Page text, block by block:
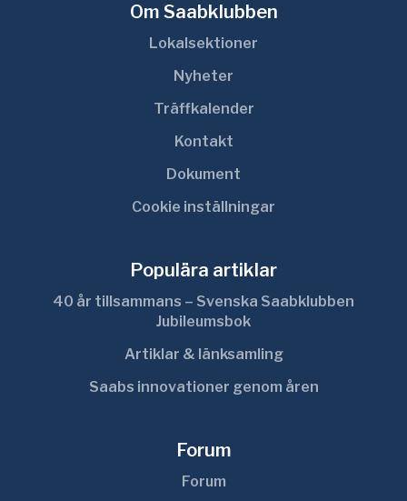
Om Saabklubben
Lokalsektioner
Nyheter
Träffkalender
Kontakt
Dokument
Cookie inställningar
Populära artiklar
40 år tillsammans – Svenska Saabklubben
Jubileumsbok
Artiklar & länksamling
Saabs innovationer genom åren
Forum
Forum